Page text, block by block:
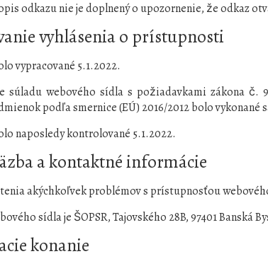
odkazu nie je doplnený o upozornenie, že odkaz
vyhlásenia o prístupnosti
vypracované 5.1.2022.
súladu webového sídla s požiadavkami zákona č.
podľa smernice (EÚ) 2016/2012 bolo vykonané
naposledy kontrolované 5.1.2022.
a kontaktné informácie
akýchkoľvek problémov s prístupnosťou
sídla je ŠOPSR, Tajovského 28B, 97401 Banská
konanie